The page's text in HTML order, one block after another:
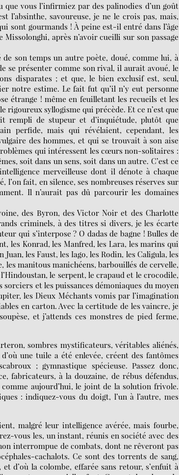
vous l’infirmiez par des palinodies d’un goût
l’absinthe, savoureuse, je ne le crois pas, mais,
sont gourmands ! À peine est-il entré dans l’âge
après n’avoir cueilli sur son passage
son temps un autre poète, doué, comme lui, à
se présenter comme son rival, il aurait avoué, le
disparates ; et que, le bien exclusif est, seul,
notre estime. Le fait fut qu’il n’y eut personne
étrange ! même en feuilletant les recueils et les
rigoureux syllogisme qui précède. Et ce n’est que
rempli de stupeur et d’inquiétude, plutôt que
perfide, mais qui révélaient, cependant, les
des hommes, et qui se trouvait à son aise
qui intéressent les cœurs non-solitaires :
soit dans un sens, soit dans un autre. C’est ce
merveilleuse dont il dénote à chaque
fait, en silence, ses nombreuses réserves sur
Il n’aurait pas dû parcourir les domaines
des Byron, des Victor Noir et des Charlotte
criminels, à des titres si divers, je les écarte
qui s’interpose ? O dadas de bagne ! Bulles de
les Konrad, les Manfred, les Lara, les marins qui
les Faust, les Iago, les Rodin, les Caligula, les
les manitous manichéens, barbouillés de cervelle,
le serpent, le crapaud et le crocodile,
et les puissances démoniaques du moyen
les Dieux Méchants vomis par l’imagination
en carton. Avec la certitude de les vaincre, je
et j’attends ces monstres de pied ferme,
sombres mystificateurs, véritables aliénés,
une tuile a été enlevée, créent des fantômes
; gymnastique spécieuse. Passez donc,
fabricateurs, à la douzaine, de rébus défendus,
comme aujourd’hui, le joint de la solution frivole.
: indiquez-vous du doigt, l’un à l’autre, mes
malgré leur intelligence avérée, mais fourbe,
vous les, un instant, réunis en société avec des
interrompue de combats, dont ne rêveront pas
cachalots. Ce sont des torrents de sang,
d’où la colombe, effarée sans retour, s’enfuit à